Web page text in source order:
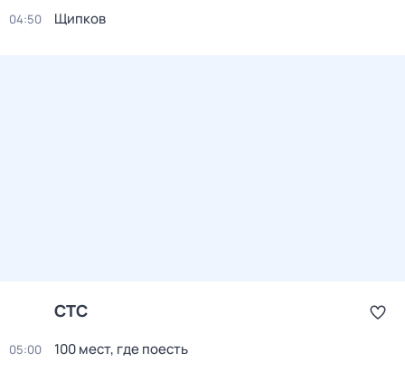
04:50 Щипков
СТС
05:00 100 мест, гдe поеcть